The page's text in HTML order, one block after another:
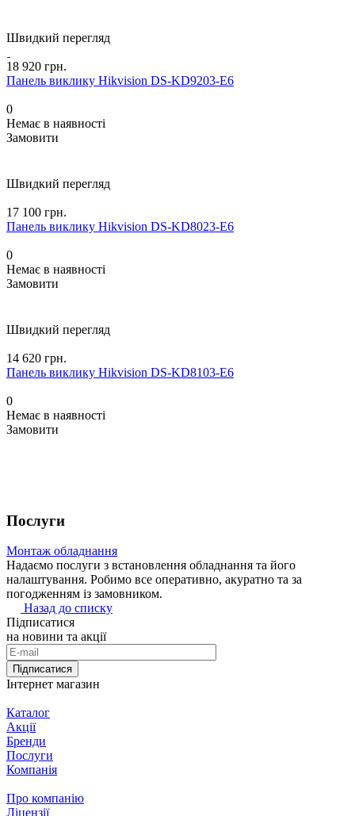
Швидкий перегляд
18 920 грн.
Панель виклику Hikvision DS-KD9203-E6
0
Немає в наявності
Замовити
Швидкий перегляд
17 100 грн.
Панель виклику Hikvision DS-KD8023-E6
0
Немає в наявності
Замовити
Швидкий перегляд
14 620 грн.
Панель виклику Hikvision DS-KD8103-E6
0
Немає в наявності
Замовити
Послуги
Монтаж обладнання
Надаємо послуги з встановлення обладнання та його
налаштування. Робимо все оперативно, акуратно та за
погодженням із замовником.
Назад до списку
Підписатися
на новини та акції
Підписатися
Інтернет магазин
Каталог
Акції
Бренди
Послуги
Компанія
Про компанію
Ліцензії